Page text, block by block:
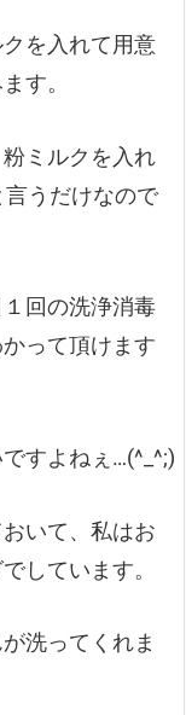
を入れて用意
す。
ミルクを入れ
うだけなので
回の洗浄消毒
って頂けます
すよねぇ…(^_^;)
いて、私はお
しています。
洗ってくれま